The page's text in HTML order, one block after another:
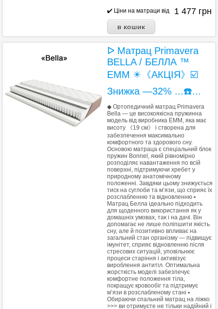
✔️ Ціни на матраци від 1 477 грн
ᐅ Матрац Primavera
BELLA / БЕЛЛА ™
EMM ✴️《АКЦІЯ》☑️
Знижка —32% ...☎️...
◆ Ортопедичний матрац Primavera
Bella — це високоякісна пружинна
модель від виробника ЕММ, яка має
висоту 《19 см》 і створена для
забезпечення максимально
комфортного та здорового сну.
Основою матраца є спеціальний блок
пружин Bonnel, який рівномірно
розподіляє навантаження по всій
поверхні, підтримуючи хребет у
природному анатомічному
положенні. Завдяки цьому знижується
тиск на суглоби та м’язи, що сприяє їх
розслабленню та відновленню ▪︎
Матрац Белла ідеально підходить
для щоденного використання як у
домашніх умовах, так і на дачі. Він
допомагає не лише поліпшити якість
сну, але й позитивно впливає на
загальний стан організму — підвищує
імунітет, сприяє відновленню після
стресових ситуацій, уповільнює
процеси старіння і активізує
вироблення антитіл. Оптимальна
жорсткість моделі забезпечує
комфортне положення тіла,
покращує кровообіг та підтримує
м’язи в розслабленому стані ▪︎
Обираючи спальний матрац на ліжко
>>> ви отримуєте не тільки надійний і